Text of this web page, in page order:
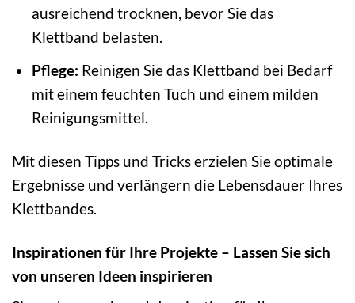
ausreichend trocknen, bevor Sie das
Klettband belasten.
Pflege: Reinigen Sie das Klettband bei Bedarf
mit einem feuchten Tuch und einem milden
Reinigungsmittel.
Mit diesen Tipps und Tricks erzielen Sie optimale
Ergebnisse und verlängern die Lebensdauer Ihres
Klettbandes.
Inspirationen für Ihre Projekte – Lassen Sie sich
von unseren Ideen inspirieren